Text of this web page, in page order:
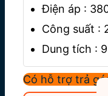
Điện áp :
Công suất :
Dung tích :
Trọng lượng
Nhập khẩu:
Có hỗ trợ trả